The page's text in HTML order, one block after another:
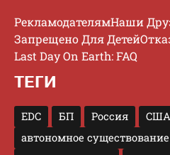
РекламодателямНаши
Запрещено Для Детей
Last Day On Earth: FAQ
ТЕГИ
EDC БП Россия США
автономное существование